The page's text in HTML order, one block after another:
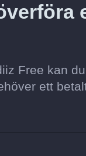
Free kan
ett